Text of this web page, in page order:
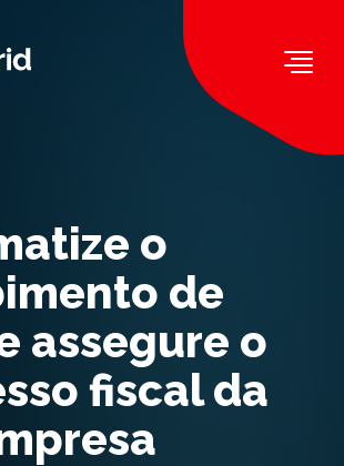
o
de
assegure o
fiscal da